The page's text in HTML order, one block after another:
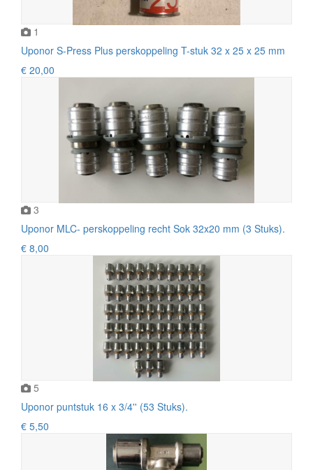
1
Uponor S-Press Plus perskoppeling T-stuk 32 x 25 x 25 mm
€ 20,00
3
Uponor MLC- perskoppeling recht Sok 32x20 mm (3 Stuks).
€ 8,00
5
Uponor puntstuk 16 x 3/4'' (53 Stuks).
€ 5,50